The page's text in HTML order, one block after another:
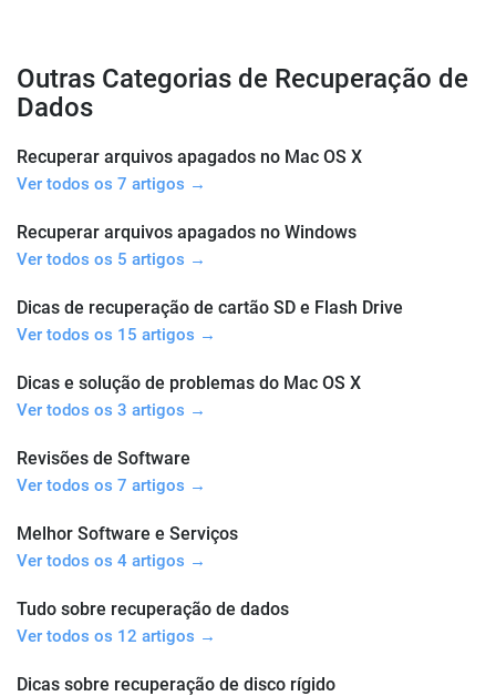
Outras Categorias de Recuperação de
Dados
Recuperar arquivos apagados no Mac OS X
Ver todos os 7 artigos →
Recuperar arquivos apagados no Windows
Ver todos os 5 artigos →
Dicas de recuperação de cartão SD e Flash Drive
Ver todos os 15 artigos →
Dicas e solução de problemas do Mac OS X
Ver todos os 3 artigos →
Revisões de Software
Ver todos os 7 artigos →
Melhor Software e Serviços
Ver todos os 4 artigos →
Tudo sobre recuperação de dados
Ver todos os 12 artigos →
Dicas sobre recuperação de disco rígido